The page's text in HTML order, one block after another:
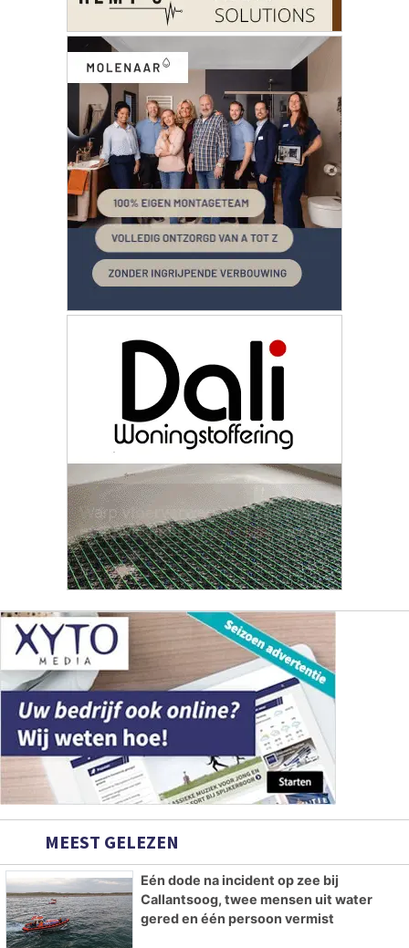
MEEST GELEZEN
Eén dode na incident op zee bij
Callantsoog, twee mensen uit water
gered en één persoon vermist